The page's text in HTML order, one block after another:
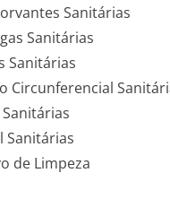
Sanitárias
Sanitárias
Sanitárias
Circunferencial
Sanitárias
de Limpeza